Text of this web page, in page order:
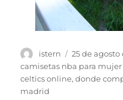
Autor
istern
Publicado
el
25 de agosto
camisetas nba para mujer
celtics online,donde
madrid